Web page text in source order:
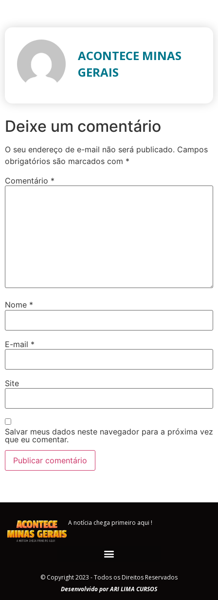
ACONTECE MINAS
GERAIS
Deixe um comentário
O seu endereço de e-mail não será publicado. Campos
obrigatórios são marcados com *
Comentário *
Nome *
E-mail *
Site
Salvar meus dados neste navegador para a próxima vez
que eu comentar.
A notícia chega primeiro aqui !
© Copyright 2023 - Todos os Direitos Reservados
Desenvolvido por ARI LIMA CURSOS